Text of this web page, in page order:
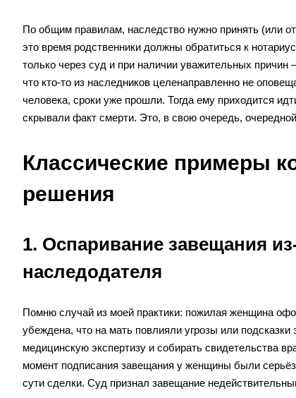
По общим правилам, наследство нужно принять (или
это время родственники должны обратиться к
только через суд и при наличии уважительных
что кто-то из наследников целенаправленно не
человека, сроки уже прошли. Тогда ему приходится
скрывали факт смерти. Это, в свою очередь,
Классические примеры
решения
1. Оспаривание завещания
наследодателя
Помню случай из моей практики: пожилая женщина
убеждена, что на мать повлияли угрозы или
медицинскую экспертизу и собирать свидетельства
момент подписания завещания у женщины были
сути сделки. Суд признал завещание